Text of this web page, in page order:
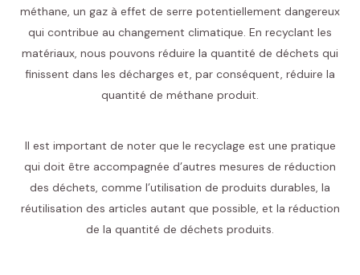
méthane, un gaz à effet de serre potentiellement dangereux
qui contribue au changement climatique. En recyclant les
matériaux, nous pouvons réduire la quantité de déchets qui
finissent dans les décharges et, par conséquent, réduire la
quantité de méthane produit.
Il est important de noter que le recyclage est une pratique
qui doit être accompagnée d’autres mesures de réduction
des déchets, comme l’utilisation de produits durables, la
réutilisation des articles autant que possible, et la réduction
de la quantité de déchets produits.